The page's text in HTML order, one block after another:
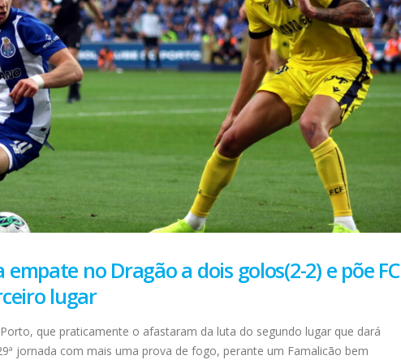
no Dragão a dois golos(2-2) e põe FC
lugar
que praticamente o afastaram da luta do segundo lugar que dará
jornada com mais uma prova de fogo, perante um Famalicão bem